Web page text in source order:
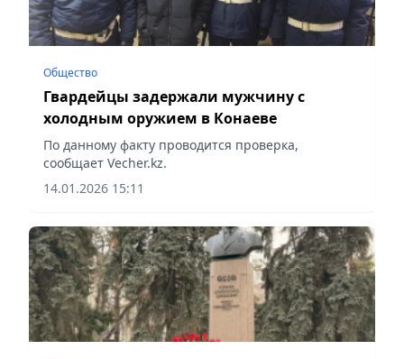
Общество
Гвардейцы задержали мужчину с
холодным оружием в Конаеве
По данному факту проводится проверка,
сообщает Vecher.kz.
14.01.2026 15:11